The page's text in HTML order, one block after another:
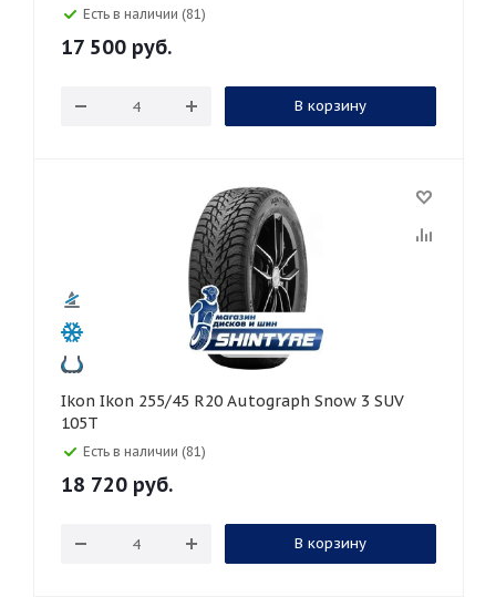
Есть в наличии (81)
17 500 руб.
В корзину
Ikon Ikon 255/45 R20 Autograph Snow 3 SUV
105T
Есть в наличии (81)
18 720 руб.
В корзину